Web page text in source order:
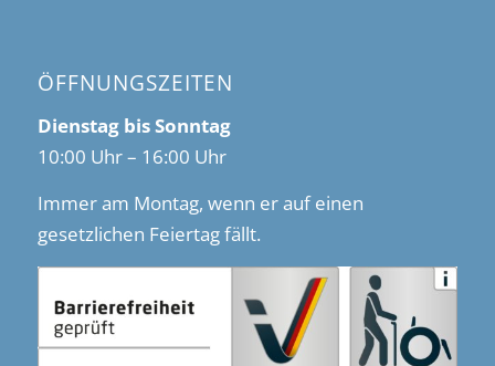
ÖFFNUNGSZEITEN
Dienstag bis Sonntag
10:00 Uhr – 16:00 Uhr
Immer am Montag, wenn er auf einen
gesetzlichen Feiertag fällt.